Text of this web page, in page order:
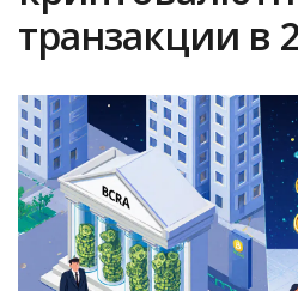
транзакции в